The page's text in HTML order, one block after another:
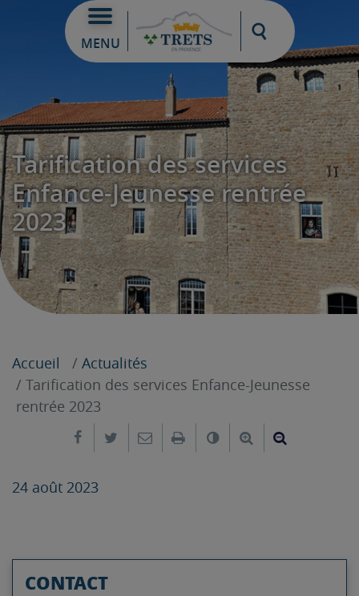
MENU
Moteur de
Tarification des services
Enfance-Jeunesse rentrée
2023
Accueil
Actualités
Tarification des services Enfance-Jeunesse
rentrée 2023
Partager sur Facebook
Partager sur Twitter
Envoyer par e-mail
ImprimerChanger leAgrandir le
24 août 2023
CONTACT